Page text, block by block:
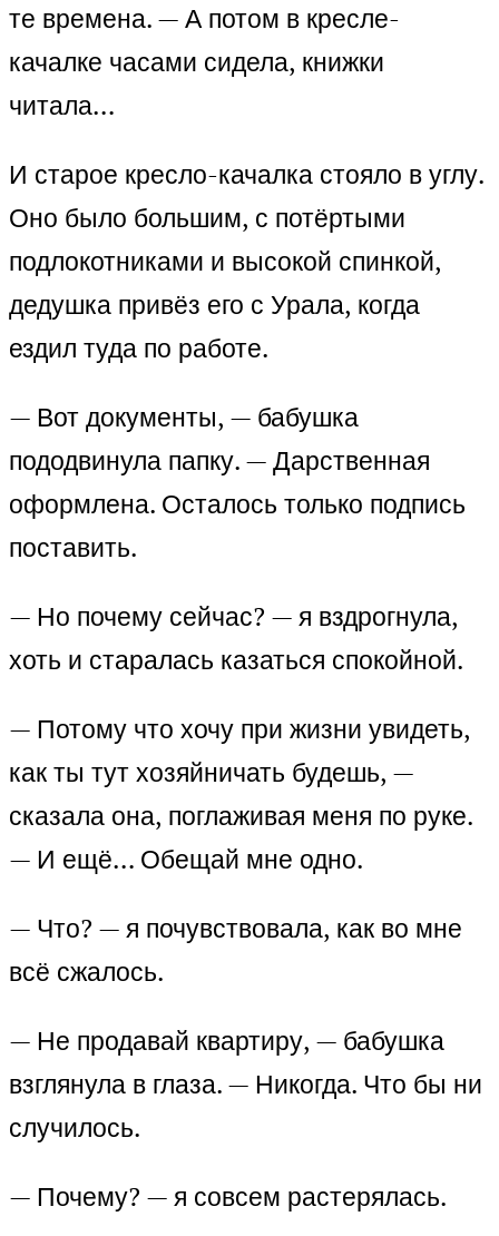
те времена. — А потом в кресле-
качалке часами сидела, книжки
читала…
И старое кресло-качалка стояло в углу.
Оно было большим, с потёртыми
подлокотниками и высокой спинкой,
дедушка привёз его с Урала, когда
ездил туда по работе.
— Вот документы, — бабушка
пододвинула папку. — Дарственная
оформлена. Осталось только подпись
поставить.
— Но почему сейчас? — я вздрогнула,
хоть и старалась казаться спокойной.
— Потому что хочу при жизни увидеть,
как ты тут хозяйничать будешь, —
сказала она, поглаживая меня по руке.
— И ещё… Обещай мне одно.
— Что? — я почувствовала, как во мне
всё сжалось.
— Не продавай квартиру, — бабушка
взглянула в глаза. — Никогда. Что бы ни
случилось.
— Почему? — я совсем растерялась.